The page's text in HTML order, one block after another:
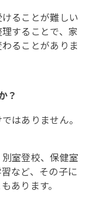
ることが難しい
することで、家
ることがありま
？
はありません。
室登校、保健室
など、その子に
あります。